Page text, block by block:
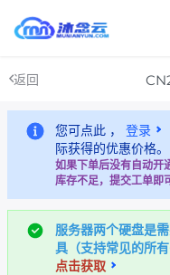
返回
您可点此 ， 登录
际获得的优惠价格。
如果下单后没有自动开
库存不足，提交工单即
服务器两个硬盘是
具（支持常见的所
点击获取